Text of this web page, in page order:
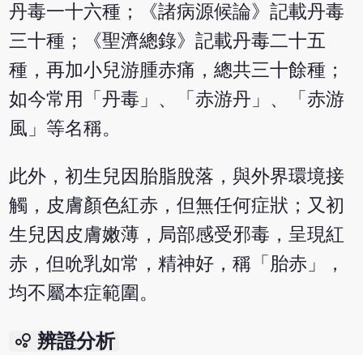
丹毒一十六種；《諸病源候論》記載丹毒
三十種；《聖濟總錄》記載丹毒二十五
種，再加小兒游腫赤痛，總共三十餘種；
如今常用「丹毒」、「赤游丹」、「赤游
風」等名稱。
此外，初生兒因胎脂脫落，與外界環境接
觸，皮膚顏色紅赤，但無任何症狀；又初
生兒因皮膚嫩薄，局部感受邪毒，呈現紅
赤，但吮乳如常，精神好，稱「胎赤」，
均不屬本症範圍。
bubble_chart 辨證分析